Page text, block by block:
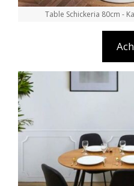
Table Schickeria 80cm -